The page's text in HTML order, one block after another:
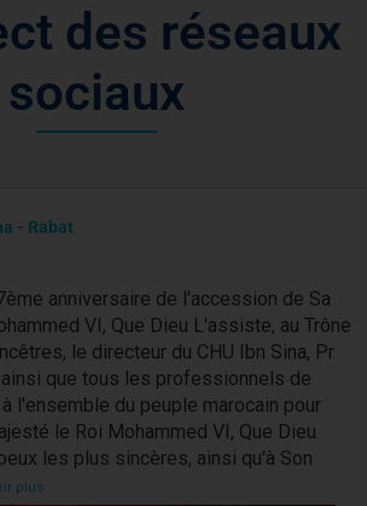
- Rabat
anniversaire de l'accession de Sa
VI, Que Dieu L'assiste, au Trône
le directeur du CHU Ibn Sina, Pr
ainsi que tous les professionnels de
l'ensemble du peuple marocain pour
le Roi Mohammed VI, Que Dieu
les plus sincères, ainsi qu'à Son
plus
ct d es réseaux
sociaux